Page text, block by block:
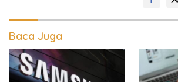
Baca Juga